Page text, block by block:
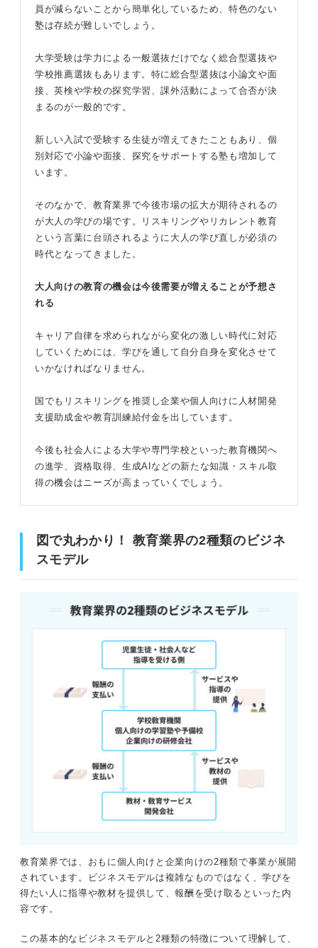
員が減らないことから簡単化しているため、特色のない
塾は存続が難しいでしょう。
大学受験は学力による一般選抜だけでなく総合型選抜や
学校推薦選抜もあります。特に総合型選抜は小論文や面
接、英検や学校の探究学習、課外活動によって合否が決
まるのが一般的です。
新しい入試で受験する生徒が増えてきたこともあり、個
別対応で小論や面接、探究をサポートする塾も増加して
います。
そのなかで、教育業界で今後市場の拡大が期待されるの
が大人の学びの場です。リスキリングやリカレント教育
という言葉に台頭されるように大人の学び直しが必須の
時代となってきました。
大人向けの教育の機会は今後需要が増えることが予想さ
れる
キャリア自律を求められながら変化の激しい時代に対応
していくためには、学びを通して自分自身を変化させて
いかなければなりません。
国でもリスキリングを推奨し企業や個人向けに人材開発
支援助成金や教育訓練給付金を出しています。
今後も社会人による大学や専門学校といった教育機関へ
の進学、資格取得、生成AIなどの新たな知識・スキル取
得の機会はニーズが高まっていくでしょう。
図で丸わかり！ 教育業界の2種類のビジネ
スモデル
教育業界では、おもに個人向けと企業向けの2種類で事業が展開
されています。ビジネスモデルは複雑なものではなく、学びを
得たい人に指導や教材を提供して、報酬を受け取るといった内
容です。
この基本的なビジネスモデルと2種類の特徴について理解して、